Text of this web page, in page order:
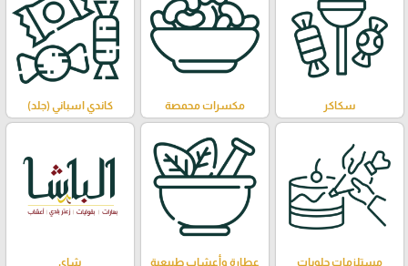
سكاكر مكسرات محمصة كاندي اسباني (جلد)
مستلزمات حلويات عطارة وأعشاب طبيعية شاي